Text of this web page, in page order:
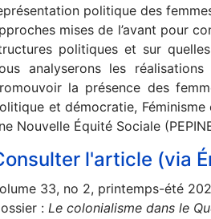
politique des
mises de l’avant pour
politiques et sur
analyserons les
la présence des
et démocratie,
Nouvelle Équité Sociale
l'article (via
33, no 2, printemps-été
: Le colonialisme dans le